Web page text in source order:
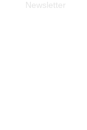
Newsletter